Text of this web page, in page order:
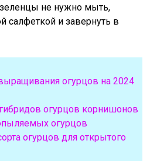
не нужно мыть,
салфеткой и завернуть в
огурцов на 2024
огурцов корнишонов
огурцов
огурцов для открытого